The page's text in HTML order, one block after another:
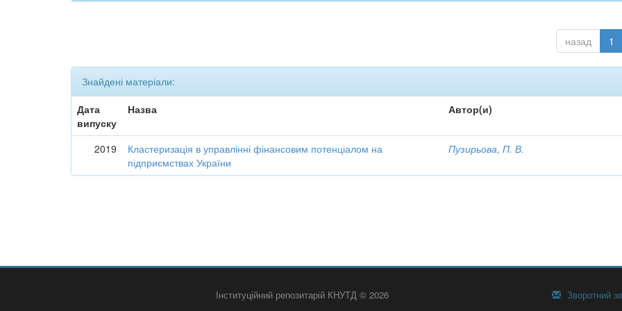
назад 1
Знайдені матеріали:
Дата
випуску
Назва Автор(и)
2019
Кластеризація в управлінні фінансовим потенціалом на
підприємствах України
Пузирьова, П. В.
Інституційний репозитарій КНУТД © 2026 Зворотний